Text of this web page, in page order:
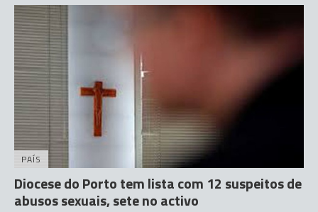
PAÍS
Diocese do Porto tem lista com 12 suspeitos de
abusos sexuais, sete no activo